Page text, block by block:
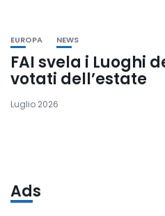
EUROPA NEWS
FAI svela i Luoghi
votati dell’estate
Luglio 2026
Ads